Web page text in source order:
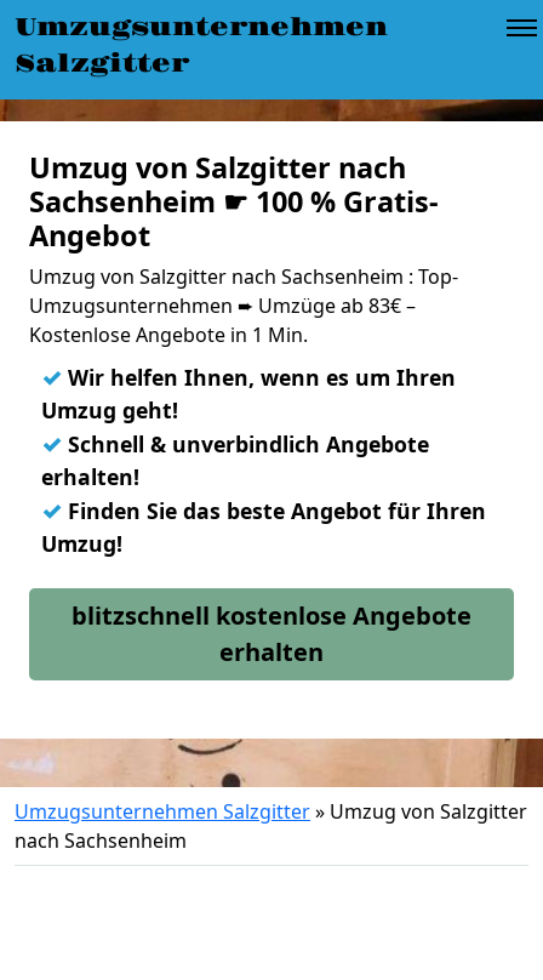
Umzugsunternehmen
Salzgitter
Umzug von Salzgitter nach
Sachsenheim ☛ 100 % Gratis-
Angebot
Umzug von Salzgitter nach Sachsenheim : Top-
Umzugsunternehmen ➨ Umzüge ab 83€ –
Kostenlose Angebote in 1 Min.
✓ Wir helfen Ihnen, wenn es um Ihren
Umzug geht!
✓ Schnell & unverbindlich Angebote
erhalten!
✓ Finden Sie das beste Angebot für Ihren
Umzug!
blitzschnell kostenlose Angebote
erhalten
Umzugsunternehmen Salzgitter» Umzug von Salzgitter
nach Sachsenheim